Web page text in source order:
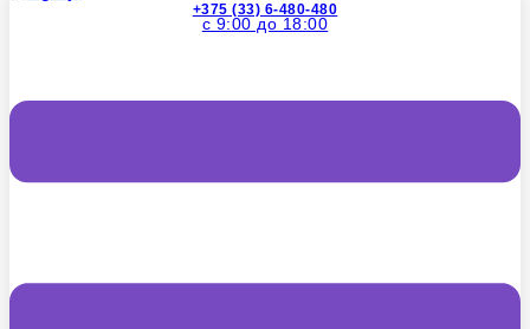
+375 (33) 6-480-480
с 9:00 до 18:00